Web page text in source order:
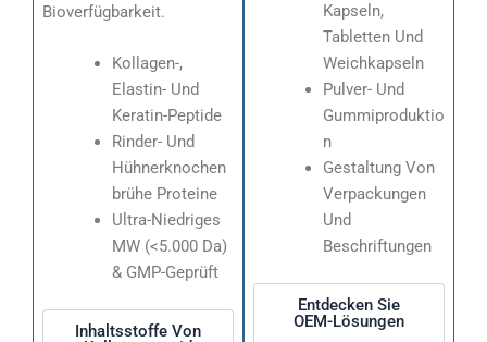
Kapseln,
Tabletten Und
Weichkapseln
Pulver- Und
Gummiproduktio
N
Gestaltung Von
Verpackungen
Und
Beschriftungen
Entdecken Sie
OEM-Lösungen
Bioverfügbarkeit.
Kollagen-,
Elastin- Und
Keratin-Peptide
Rinder- Und
Hühnerknochen
Brühe Proteine
Ultra-Niedriges
MW (<5.000 Da)
& GMP-Geprüft
Inhaltsstoffe Von